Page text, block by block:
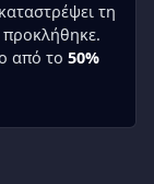
τη
προκλήθηκε.
από το 50%